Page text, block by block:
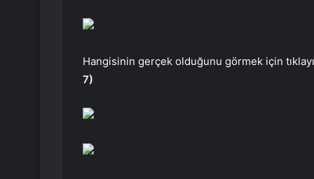
Hangisinin gerçek olduğunu görmek için
7)